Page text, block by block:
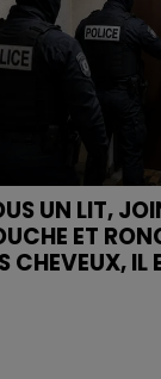
UN LIT,
ET
CHEVEUX, IL